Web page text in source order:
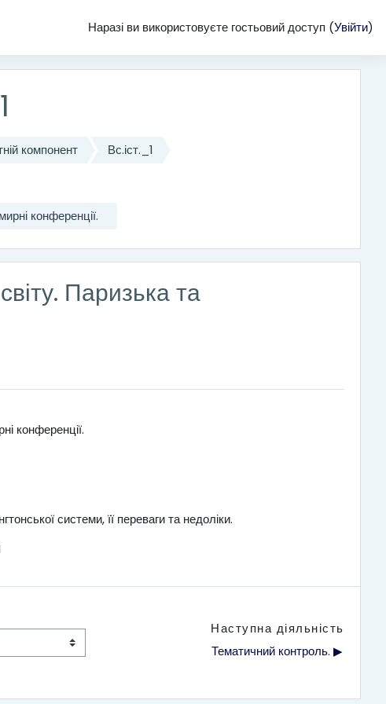
Наразі ви використовуєте гостьовий доступ (Увійти)
компонент
Вс.іст._1
конференції.
Паризька та
конференції.
системи, її переваги та недоліки.
Наступна діяльність
Тематичний контроль. ▶︎